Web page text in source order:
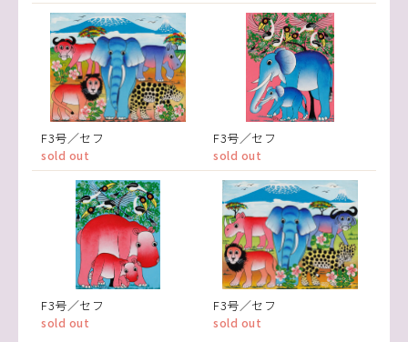
F3号／セフ
sold out
F3号／セフ
sold out
F3号／セフ
sold out
F3号／セフ
sold out